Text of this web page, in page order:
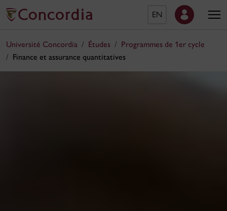
EN
Université Concordia Études
Programmes de 1er cycle
Finance et assurance quantitatives